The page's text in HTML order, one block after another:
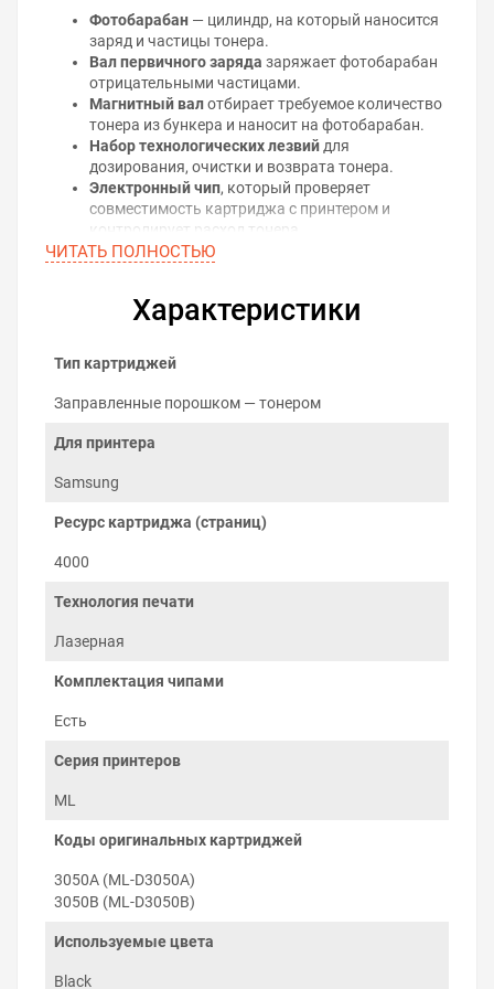
Фотобарабан — цилиндр, на который наносится
заряд и частицы тонера.
Вал первичного заряда заряжает фотобарабан
отрицательными частицами.
Магнитный валотбирает требуемое количество
тонера из бункера и наносит на фотобарабан.
Набор технологических лезвий для
дозирования, очистки и возврата тонера.
Электронный чип, который проверяет
совместимость картриджа с принтером и
контролирует расход тонера.
Принцип лазерной печати
На поверхность фотобарабана наносится
равномерный электрический заряд, на котором
отпечатка. Из-за разницы потенциалов между
притягивается к нужным местам поверхности
соприкосновения с бумагой. Изображение, которое
электростатическим полем и закрепляется
Остатки тонера с фотобарабана очищаются лезвием в
Как печатать экономно
Новый картридж Samsung ML-3050 уже заправлен
ЧИТАТЬ ПОЛНОСТЬЮ
Характеристики
Тип картриджей
Заправленные порошком — тонером
Для принтера
Samsung
Ресурс картриджа (страниц)
4000
Технология печати
Лазерная
Комплектация чипами
Есть
Серия принтеров
ML
Коды оригинальных картриджей
3050A (ML-D3050A)
3050B (ML-D3050B)
Используемые цвета
Black